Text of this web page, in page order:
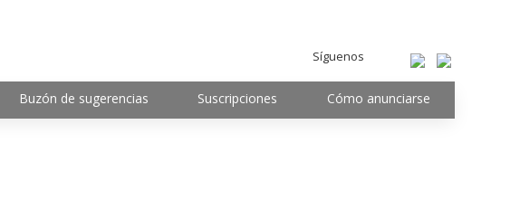
Síguenos
Buzón de sugerencias Suscripciones Cómo anunciarse